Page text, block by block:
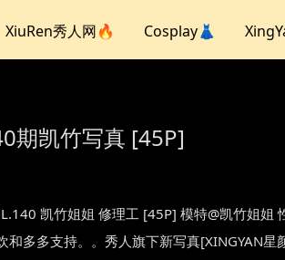
XiuRen秀人网🔥 Cosplay👗
期凯竹写真 [45P]
凯竹姐姐 修理工 [45P] 模特@凯竹姐
多多支持。。秀人旗下新写真[XINGYAN星